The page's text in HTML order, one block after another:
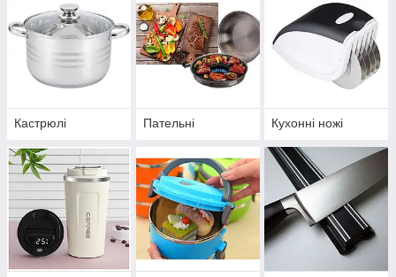
Кастрюлі Пательні Кухонні ножі